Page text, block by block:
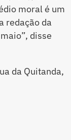
moral é um
redação da
disse
da Quitanda,